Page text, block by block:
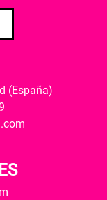
(España)